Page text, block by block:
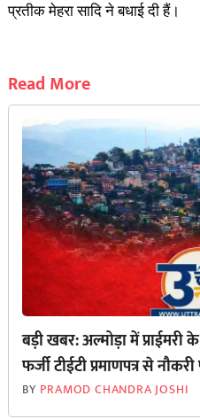
प्रतीक मेहरा सादि ने बधाई दी हैं।
Read More
बड़ी खबर: अल्मोड़ा में
फर्जी टीईटी प्रमाणपत्र से
BY PRAMOD CHANDRA JOSHI